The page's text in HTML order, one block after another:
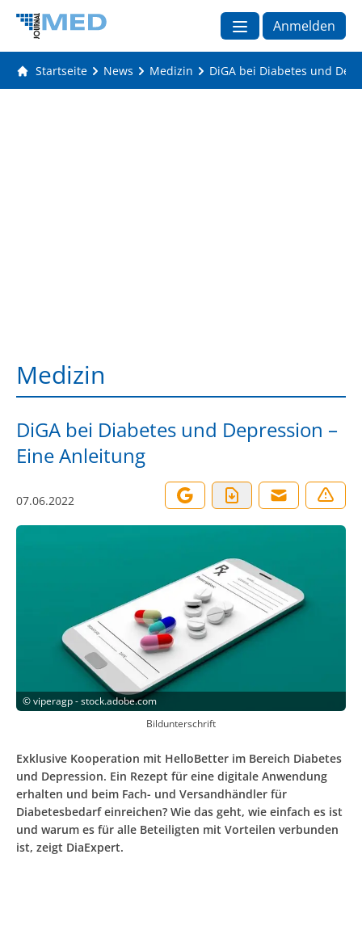
Anmelden
Startseite News Medizin DiGA bei Diabetes und
Medizin
DiGA bei Diabetes und Depression –
Eine Anleitung
07.06.2022
©viperagp - stock.adobe.com
Bildunterschrift
Exklusive Kooperation mit HelloBetter im Bereich Diabetes
und Depression. Ein Rezept für eine digitale Anwendung
erhalten und beim Fach- und Versandhändler für
Diabetesbedarf einreichen? Wie das geht, wie einfach es ist
und warum es für alle Beteiligten mit Vorteilen verbunden
ist, zeigt DiaExpert.